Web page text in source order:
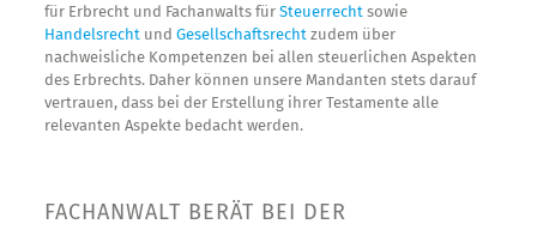
für Erbrecht und Fachanwalts für Steuerrecht sowie
Handelsrecht und Gesellschaftsrecht zudem über
nachweisliche Kompetenzen bei allen steuerlichen Aspekten
des Erbrechts. Daher können unsere Mandanten stets darauf
vertrauen, dass bei der Erstellung ihrer Testamente alle
relevanten Aspekte bedacht werden.
FACHANWALT BERÄT BEI DER